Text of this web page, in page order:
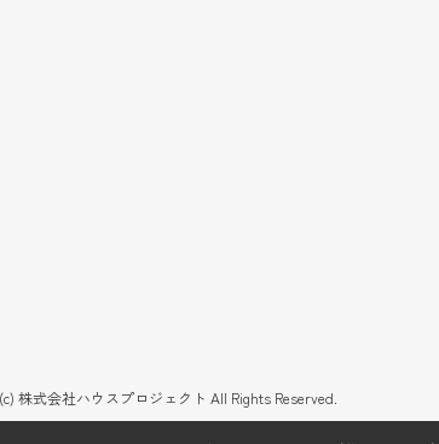
(c) 株式会社ハウスプロジェクト All Rights Reserved.